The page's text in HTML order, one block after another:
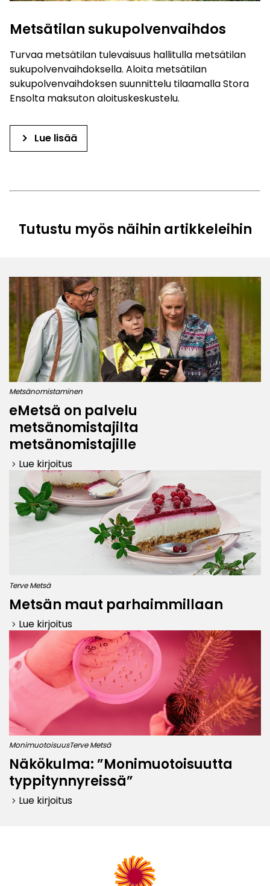
Metsätilan sukupolvenvaihdos
Turvaa metsätilan tulevaisuus hallitulla metsätilan
sukupolvenvaihdoksella. Aloita metsätilan
sukupolvenvaihdoksen suunnittelu tilaamalla Stora
Ensolta maksuton aloituskeskustelu.
keyboard_arrow_right Lue lisää
Tutustu myös näihin artikkeleihin
Metsänomistaminen
eMetsä on palvelu
metsänomistajilta
metsänomistajille
keyboard_arrow_right Lue kirjoitus
Terve Metsä
Metsän maut parhaimmillaan
keyboard_arrow_right Lue kirjoitus
MonimuotoisuusTerve Metsä
Näkökulma: ”Monimuotoisuutta
typpitynnyreissä”
keyboard_arrow_right Lue kirjoitus